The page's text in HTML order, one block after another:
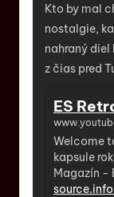
Kto by mal
nostalgie,
nahraný diel
z čias pred
ES
Welcome
kapsule
Magazín -